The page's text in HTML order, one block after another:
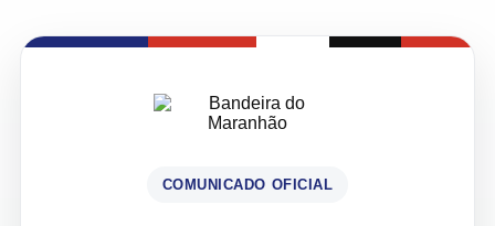
COMUNICADO OFICIAL